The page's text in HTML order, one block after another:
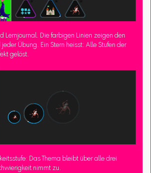
Lernjournal. Die farbigen Linien zeigen den
Übung. Ein Stern heisst: Alle Stufen der
gelöst.
Das Thema bleibt über alle drei
nimmt zu.